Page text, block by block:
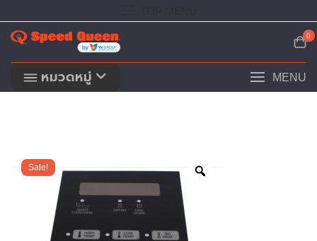
content
0
หมวดหมู่ MENU
Sale!